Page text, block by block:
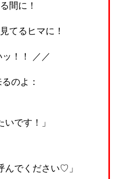
間に！
てるヒマに！
！！ ／／
のよ：
いです！」
んでください♡」